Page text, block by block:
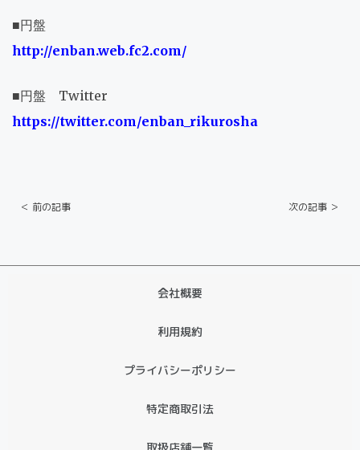
■円盤
http://enban.web.fc2.com/
■円盤 Twitter
https://twitter.com/enban_rikurosha
＜ 前の記事 次の記事 ＞
会社概要
利用規約
プライバシーポリシー
特定商取引法